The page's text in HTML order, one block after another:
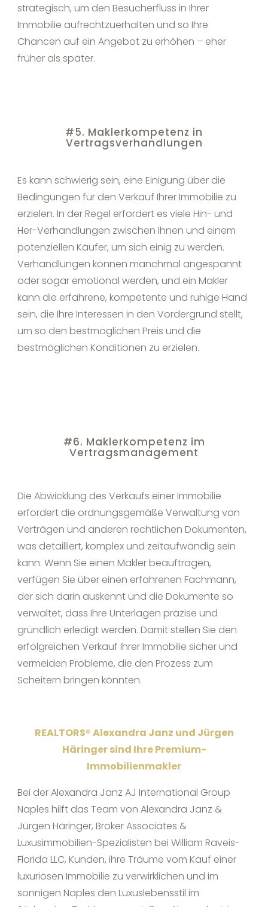
strategisch, um den Besucherfluss in Ihrer
Immobilie aufrechtzuerhalten und so Ihre
Chancen auf ein Angebot zu erhöhen – eher
früher als später.
#5. Maklerkompetenz in
Vertragsverhandlungen
Es kann schwierig sein, eine Einigung über die
Bedingungen für den Verkauf Ihrer Immobilie zu
erzielen. In der Regel erfordert es viele Hin- und
Her-Verhandlungen zwischen Ihnen und einem
potenziellen Käufer, um sich einig zu werden.
Verhandlungen können manchmal angespannt
oder sogar emotional werden, und ein Makler
kann die erfahrene, kompetente und ruhige Hand
sein, die Ihre Interessen in den Vordergrund stellt,
um so den bestmöglichen Preis und die
bestmöglichen Konditionen zu erzielen.
#6. Maklerkompetenz im
Vertragsmanagement
Die Abwicklung des Verkaufs einer Immobilie
erfordert die ordnungsgemäße Verwaltung von
Verträgen und anderen rechtlichen Dokumenten,
was detailliert, komplex und zeitaufwändig sein
kann. Wenn Sie einen Makler beauftragen,
verfügen Sie über einen erfahrenen Fachmann,
der sich darin auskennt und die Dokumente so
verwaltet, dass Ihre Unterlagen präzise und
gründlich erledigt werden. Damit stellen Sie den
erfolgreichen Verkauf Ihrer Immobilie sicher und
vermeiden Probleme, die den Prozess zum
Scheitern bringen könnten.
REALTORS® Alexandra Janz und Jürgen
Häringer sind Ihre Premium-
Immobilienmakler
Bei der Alexandra Janz AJ International Group
Naples hilft das Team von Alexandra Janz &
Jürgen Häringer, Broker Associates &
Luxusimmobilien-Spezialisten bei William Raveis-
Florida LLC, Kunden, ihre Träume vom Kauf einer
luxuriösen Immobilie zu verwirklichen und im
sonnigen Naples den Luxuslebensstil im